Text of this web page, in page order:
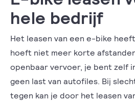
hele bedrijf
Het leasen van een e-bike
hoeft niet meer korte
openbaar vervoer, je bent zelf
geen last van autofiles. Bij
tegen kan je door het leasen